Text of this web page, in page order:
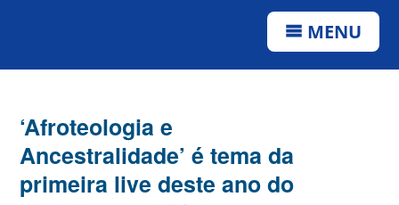
MENU
‘Afroteologia e
Ancestralidade’ é tema da
primeira live deste ano do